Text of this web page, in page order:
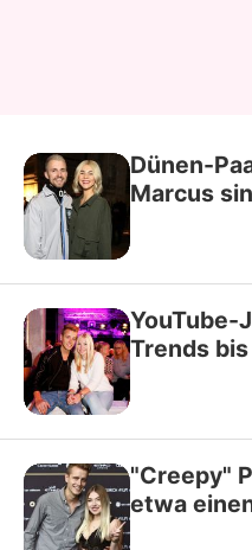
Dünen-
Marcus
YouTube-
Trends
"Creepy"
etwa